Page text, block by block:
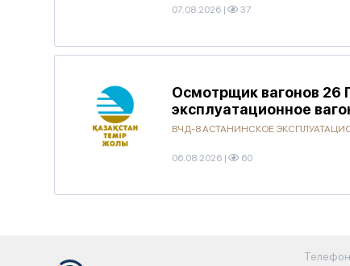
07.08.2026 | 37
Осмотрщик вагонов 26
эксплуатационное
ВЧД-8 АСТАНИНСКОЕ
06.08.2026 | 60